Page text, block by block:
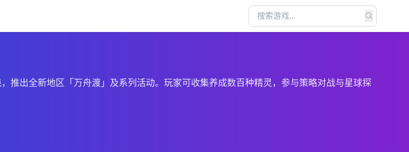
推出全新地区「万舟渡」及系列活动。玩家可收集养成数百种精灵，参与策略对战与星球探